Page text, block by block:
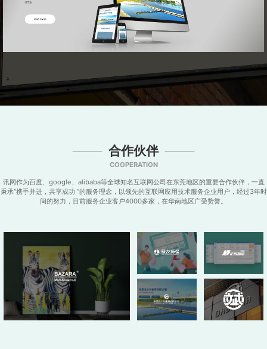
合作伙伴
COOPERATION
讯网作为百度、google、alibaba等全球知名互联网公司在东莞地区的重要合作伙伴，一直
秉承“携手并进，共享成功 ”的服务理念，以领先的互联网应用技术服务企业用户，经过3年时
间的努力，目前服务企业客户4000多家，在华南地区广受赞誉。